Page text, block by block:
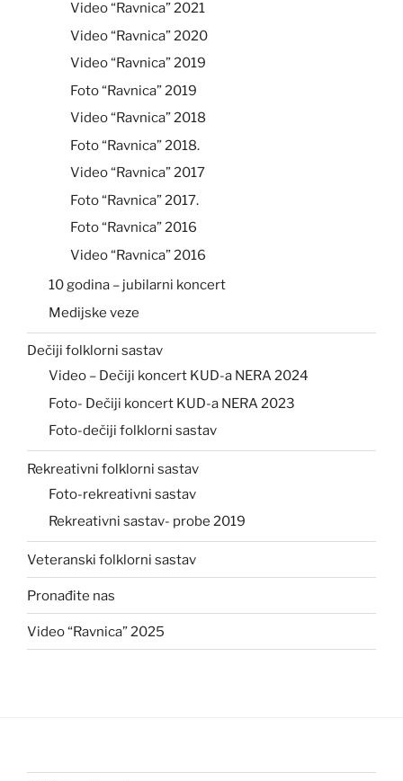
Video “Ravnica” 2021
Video “Ravnica” 2020
Video “Ravnica” 2019
Foto “Ravnica” 2019
Video “Ravnica” 2018
Foto “Ravnica” 2018.
Video “Ravnica” 2017
Foto “Ravnica” 2017.
Foto “Ravnica” 2016
Video “Ravnica” 2016
10 godina – jubilarni koncert
Medijske veze
Dečiji folklorni sastav
Video – Dečiji koncert KUD-a NERA 2024
Foto- Dečiji koncert KUD-a NERA 2023
Foto-dečiji folklorni sastav
Rekreativni folklorni sastav
Foto-rekreativni sastav
Rekreativni sastav- probe 2019
Veteranski folklorni sastav
Pronađite nas
Video “Ravnica” 2025